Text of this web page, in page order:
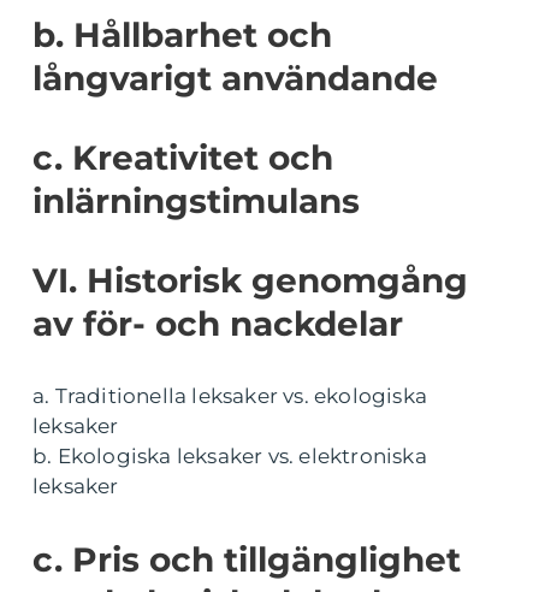
b. Hållbarhet och
långvarigt användande
c. Kreativitet och
inlärningstimulans
VI. Historisk genomgång
av för- och nackdelar
a. Traditionella leksaker vs. ekologiska
leksaker
b. Ekologiska leksaker vs. elektroniska
leksaker
c. Pris och tillgänglighet